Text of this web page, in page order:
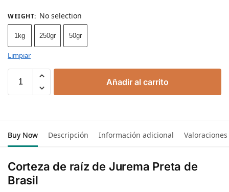
WEIGHT: No selection
1kg 250gr 50gr
Limpiar
Añadir al carrito
Buy Now Descripción Información adicional Valoraciones
Corteza de raíz de Jurema Preta de
Brasil